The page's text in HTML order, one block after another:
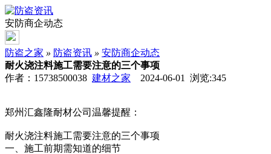
安防商企动态
防盗之家 » 防盗资讯 » 安防商企动态
耐火浇注料施工需要注意的三个事项
作者：15738500038 建材之家 2024-06-01 浏览:345
郑州汇鑫隆耐材公司温馨提醒：
耐火浇注料施工需要注意的三个事项
一、施工前期需知道的细节